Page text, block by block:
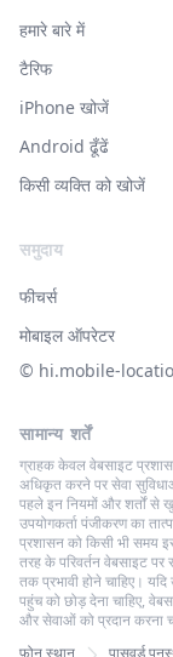
हमारे बारे में
टैरिफ
iPhone खोजें
Android ढूँढें
किसी व्यक्ति को खोजें
समुदाय
फीचर्स
मोबाइल ऑपरेटर
© ‌hi.mobile-
सामान्य शर्तें
ग्राहक केवल वेबसाइट
अधिकृत करने पर सेवा
पहले इन नियमों और शर्तों से
उपयोगकर्ता पंजीकरण का
प्रशासन को किसी भी समय
तरह के परिवर्तन वेबसाइट
तक प्रभावी होने चाहिए।
पहुंच को छोड़ देना चाहिए,
और सेवाओं को प्रदान करना
फ़ोन स्थान
पासवर्ड